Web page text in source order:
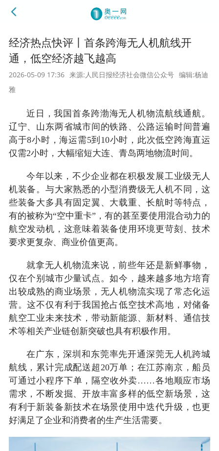
经济热点快评丨首条跨海无人机航线开
通，低空经济越飞越高
2026-05-09 17:36 来源:人民日报经济社会微信公众号 编辑:杨迪
雅
近日，我国首条跨渤海无人机物流航线通航。
辽宁、山东两省城市间的铁路、公路运输时间普遍
高于8小时，海运需5到10小时，此次低空跨海直运
仅需2小时，大幅缩短大连、青岛两地物流时间。
今年以来，不少企业都在积极发展工业级无人
机装备。与大家熟悉的小型消费级无人机不同，这
些装备大多具有固定翼、大载重、长航时等特点，
有的被称为“空中重卡”，有的甚至要使用混合动力的
航空发动机，这意味着装备使用环境更苛刻、技术
要求更复杂、商业价值更高。
就拿无人机物流来说，前些年还是新鲜事物，
仅在个别城市少量试点。如今，越来越多地方培育
出较成熟的商业场景，无人机物流实现了常态化运
营。这不仅有利于我国抢占低空技术高地，对储备
航空工业未来技术，带动新能源、新材料、通信技
术等相关产业链创新突破也具有积极作用。
在广东，深圳和东莞率先开通深莞无人机跨城
航线，累计完成配送超20万单；在江苏南京，船员
可通过小程序下单，隔空收外卖……各地顺应市场
需求，不断发掘、开放丰富多样的低空新场景，这
有利于新装备新技术在场景使用中迭代升级，也更
好满足了企业和消费者的生产生活需要。